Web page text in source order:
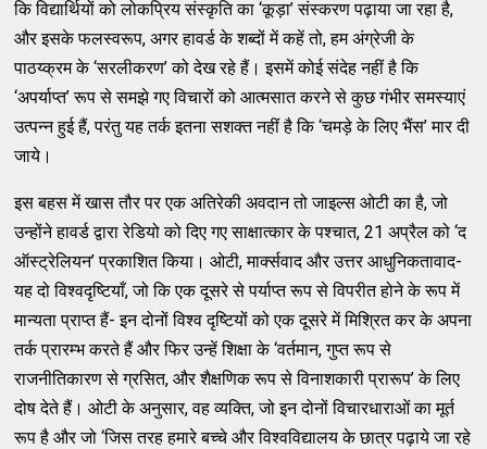
कि विद्यार्थियों को लोकप्रिय संस्कृति का ‘कूड़ा’ संस्करण पढ़ाया जा रहा है,
और इसके फलस्वरूप, अगर हावर्ड के शब्दों में कहें तो, हम अंग्रेजी के
पाठय्क्रम के ‘सरलीकरण’ को देख रहे हैं। इसमें कोई संदेह नहीं है कि
‘अपर्याप्त’ रूप से समझे गए विचारों को आत्मसात करने से कुछ गंभीर समस्याएं
उत्पन्न हुई हैं, परंतु यह तर्क इतना सशक्त नहीं है कि ‘चमड़े के लिए भैंस’ मार दी
जाये।
इस बहस में खास तौर पर एक अतिरेकी अवदान तो जाइल्स ओटी का है, जो
उन्होंने हावर्ड द्वारा रेडियो को दिए गए साक्षात्कार के पश्चात, 21 अप्रैल को ‘द
ऑस्ट्रेलियन’ प्रकाशित किया। ओटी, मार्क्सवाद और उत्तर आधुनिकतावाद-
यह दो विश्वदृष्टियाँ, जो कि एक दूसरे से पर्याप्त रूप से विपरीत होने के रूप में
मान्यता प्राप्त हैं- इन दोनों विश्व दृष्टियों को एक दूसरे में मिश्रित कर के अपना
तर्क प्रारम्भ करते हैं और फिर उन्हें शिक्षा के ‘वर्तमान, गुप्त रूप से
राजनीतिकारण से ग्रसित, और शैक्षणिक रूप से विनाशकारी प्रारूप’ के लिए
दोष देते हैं। ओटी के अनुसार, वह व्यक्ति, जो इन दोनों विचारधाराओं का मूर्त
रूप है और जो ‘जिस तरह हमारे बच्चे और विश्वविद्यालय के छात्र पढ़ाये जा रहे